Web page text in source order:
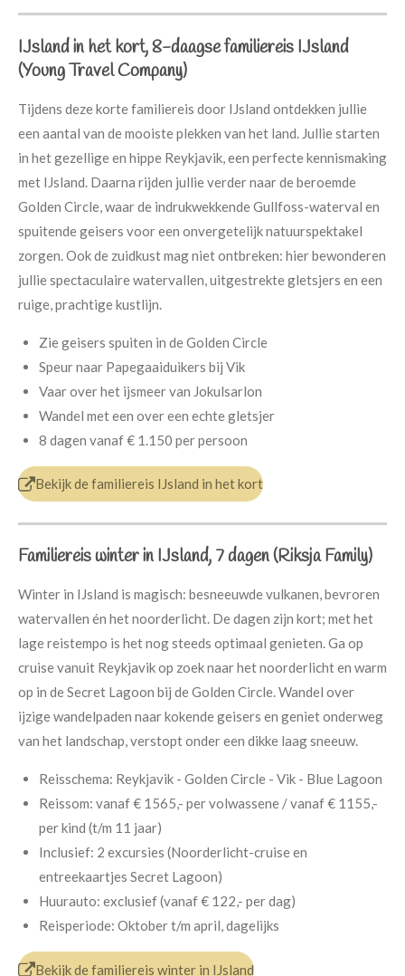
IJsland in het kort, 8-daagse familiereis IJsland
(Young Travel Company)
Tijdens deze korte familiereis door IJsland ontdekken jullie
een aantal van de mooiste plekken van het land. Jullie starten
in het gezellige en hippe Reykjavik, een perfecte kennismaking
met IJsland. Daarna rijden jullie verder naar de beroemde
Golden Circle, waar de indrukwekkende Gullfoss-waterval en
spuitende geisers voor een onvergetelijk natuurspektakel
zorgen. Ook de zuidkust mag niet ontbreken: hier bewonderen
jullie spectaculaire watervallen, uitgestrekte gletsjers en een
ruige, prachtige kustlijn.
Zie geisers spuiten in de Golden Circle
Speur naar Papegaaiduikers bij Vik
Vaar over het ijsmeer van Jokulsarlon
Wandel met een over een echte gletsjer
8 dagen vanaf€ 1.150 per persoon
Bekijk de familiereis IJsland in het kort
Familiereis winter in IJsland, 7 dagen (Riksja Family)
Winter in IJsland is magisch: besneeuwde vulkanen, bevroren
watervallen én het noorderlicht. De dagen zijn kort; met het
lage reistempo is het nog steeds optimaal genieten. Ga op
cruise vanuit Reykjavik op zoek naar het noorderlicht en warm
op in de Secret Lagoon bij de Golden Circle. Wandel over
ijzige wandelpaden naar kokende geisers en geniet onderweg
van het landschap, verstopt onder een dikke laag sneeuw.
Reisschema: Reykjavik - Golden Circle - Vik - Blue Lagoon
Reissom: vanaf € 1565,- per volwassene / vanaf € 1155,-
per kind (t/m 11 jaar)
Inclusief: 2 excursies (Noorderlicht-cruise en
entreekaartjes Secret Lagoon)
Huurauto: exclusief (vanaf € 122,- per dag)
Reisperiode: Oktober t/m april, dagelijks
Bekijk de familiereis winter in IJsland